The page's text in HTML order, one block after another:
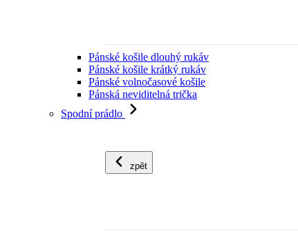
Pánské košile dlouhý rukáv
Pánské košile krátký rukáv
Pánské volnočasové košile
Pánská neviditelná trička
Spodní prádlo
zpět